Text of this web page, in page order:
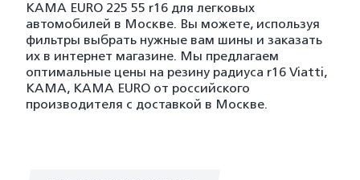
KAMA EURO 225 55 r16 для легковых
автомобилей в Москве. Вы можете, используя
фильтры выбрать нужные вам шины и заказать
их в интернет магазине. Мы предлагаем
оптимальные цены на резину радиуса r16 Viatti,
KAMA, KAMA EURO от российского
производителя с доставкой в Москве.